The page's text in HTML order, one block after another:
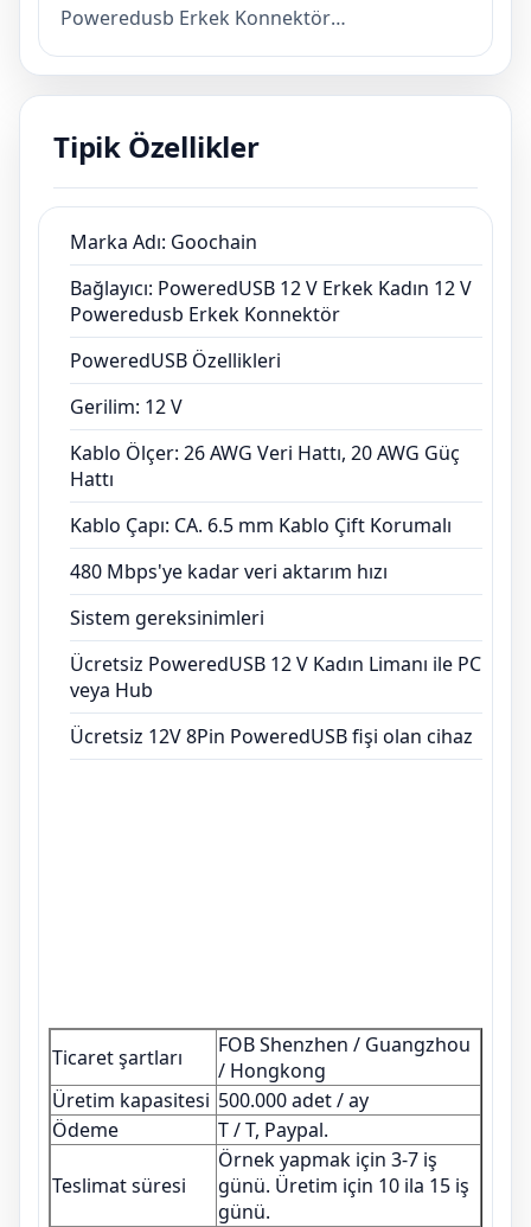
Poweredusb Erkek Konnektör
PoweredUSB Özellikleri
Gerilim: 12 V
Hattı
480 Mbps'ye kadar veri aktarım hızı
Sistem gereksinimleri
Ücretsiz PoweredUSB 12 V Kadın Limanı ile
PC veya Hub
Ücretsiz 12V 8Pin PoweredUSB fişi olan cihaz
Tipik Özellikler
Marka Adı: Goochain
Bağlayıcı: PoweredUSB 12 V Erkek Kadın 12 V
Poweredusb Erkek Konnektör
PoweredUSB Özellikleri
Gerilim: 12 V
Kablo Ölçer: 26 AWG Veri Hattı, 20 AWG Güç
Hattı
Kablo Çapı: CA. 6.5 mm Kablo Çift Korumalı
480 Mbps'ye kadar veri aktarım hızı
Sistem gereksinimleri
Ücretsiz PoweredUSB 12 V Kadın Limanı ile PC
veya Hub
Ücretsiz 12V 8Pin PoweredUSB fişi olan cihaz
Ticaret şartları
FOB Shenzhen / Guangzhou
/ Hongkong
Üretim kapasitesi 500.000 adet / ay
Ödeme
T / T, Paypal.
Teslimat süresi
Örnek yapmak için 3-7 iş
günü. Üretim için 10 ila 15 iş
günü.